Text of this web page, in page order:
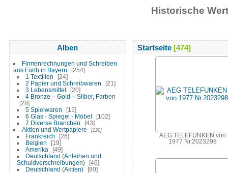
Historische
Alben
Firmenrechnungen und Schreiben
aus Fürth in Bayern
254
1 Textilien
24
2 Papier und Schreibwaren
21
3 Lebensmittel
20
4 Bronze – Gold – Silber, Farben
28
5 Spielwaren
15
6 Glas - Spiegel - Möbel
102
7 Diverse Branchen
43
Aktien und Wertpapiere
220
Frankreich
26
Belgien
19
Amerika
49
Deutschland (Anleihen und
Schuldverschreibungen)
46
Deutschland (Aktien)
80
Startseite 474
AEG TELEFUNKEN von
1977 Nr.2023298